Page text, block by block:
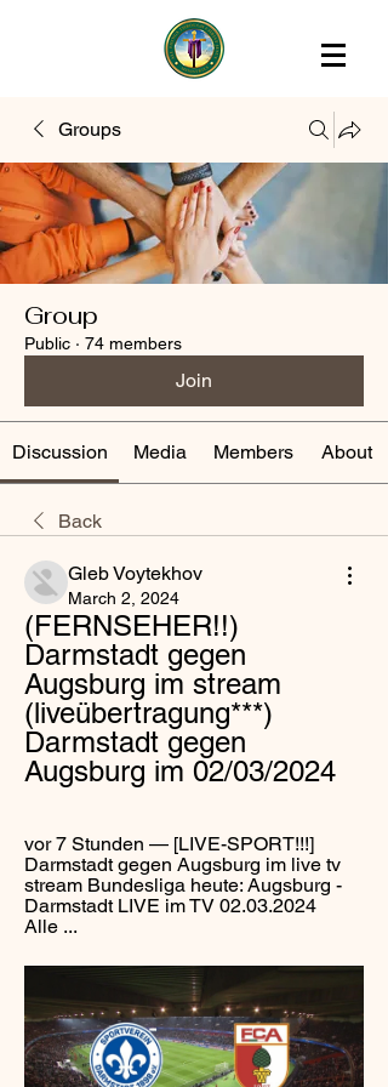
Groups
Group
Public · 74 members
Join
Discussion Media Members About
Back
Gleb Voytekhov
March 2, 2024
(FERNSEHER!!)
Darmstadt gegen
Augsburg im stream
(liveübertragung***)
Darmstadt gegen
Augsburg im 02/03/2024
vor 7 Stunden — [LIVE-SPORT!!!]
Darmstadt gegen Augsburg im live tv
stream Bundesliga heute: Augsburg -
Darmstadt LIVE im TV 02.03.2024
Alle ...